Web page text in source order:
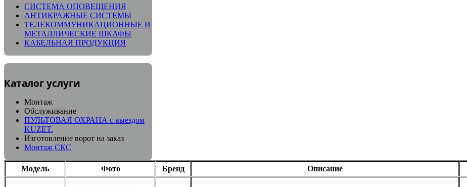
СИСТЕМА ОПОВЕЩЕНИЯ
АНТИКРАЖНЫЕ СИСТЕМЫ
ТЕЛЕКОММУНИКАЦИОННЫЕ И
МЕТАЛЛИЧЕСКИЕ ШКАФЫ
КАБЕЛЬНАЯ ПРОДУКЦИЯ
Каталог услуги
Монтаж
Обслуживание
ПУЛЬТОВАЯ ОХРАНА с выездом
KUZET.
Изготовление ворот на заказ
Монтаж СКС
Модель Фото Бренд Описание